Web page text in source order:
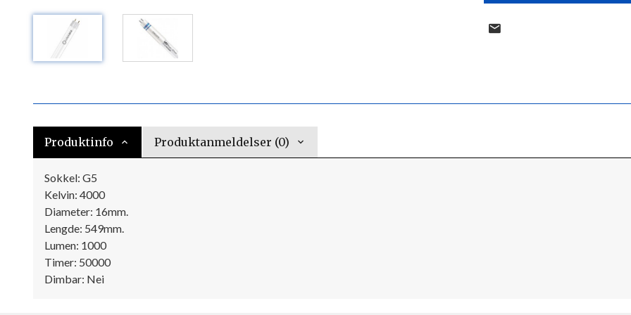
Produktinfo Produktanmeldelser (0)
Sokkel: G5
Kelvin: 4000
Diameter: 16mm.
Lengde: 549mm.
Lumen: 1000
Timer: 50000
Dimbar: Nei